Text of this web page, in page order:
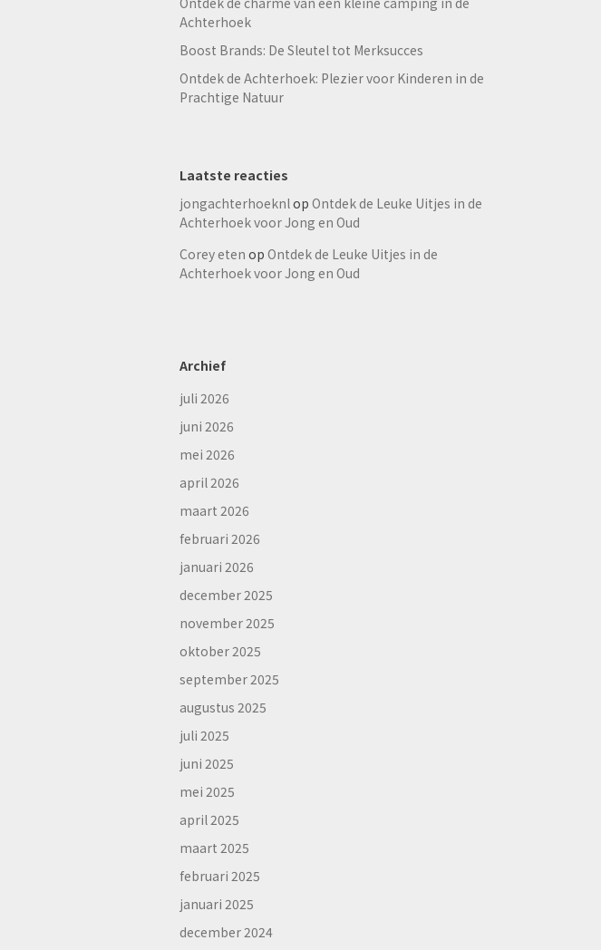
Achterhoek
Boost Brands: De Sleutel tot Merksucces
Ontdek de Achterhoek: Plezier voor Kinderen in de
Prachtige Natuur
Laatste reacties
jongachterhoeknlop Ontdek de Leuke Uitjes in de
Achterhoek voor Jong en Oud
Corey eten op Ontdek de Leuke Uitjes in de
Achterhoek voor Jong en Oud
Archief
juli 2026
juni 2026
mei 2026
april 2026
maart 2026
februari 2026
januari 2026
december 2025
november 2025
oktober 2025
september 2025
augustus 2025
juli 2025
juni 2025
mei 2025
april 2025
maart 2025
februari 2025
januari 2025
december 2024